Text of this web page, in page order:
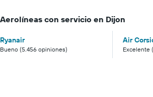
Aerolíneas con servicio en Dijon
Ryanair
Bueno (5.456 opiniones)
Air
Excelente